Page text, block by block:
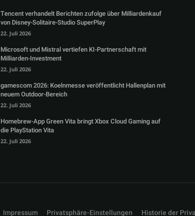
Tencent verhandelt Berichten zufolge über Milliardenkauf
von Disney-Solitaire-Studio SuperPlay
22. Juli 2026
Microsoft und Mistral vertiefen KI-Partnerschaft mit
Milliarden-Investment
22. Juli 2026
gamescom 2026: Koelnmesse veröffentlicht Hallenplan mit
neuem Outdoor-Bereich
22. Juli 2026
Homebrew-App Green Vita bringt Xbox Cloud Gaming auf
die PlayStation Vita
22. Juli 2026
Impressum Privatsphäre-Einstellungen Historie der